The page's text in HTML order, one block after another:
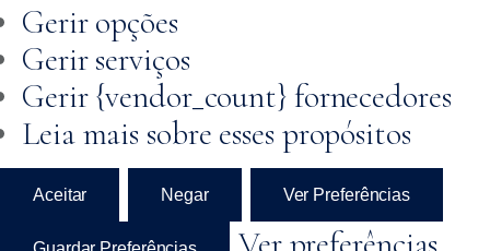
Gerir opções
Gerir serviços
Gerir {vendor_count} fornecedores
Leia mais sobre esses propósitos
Aceitar Negar Ver Preferências